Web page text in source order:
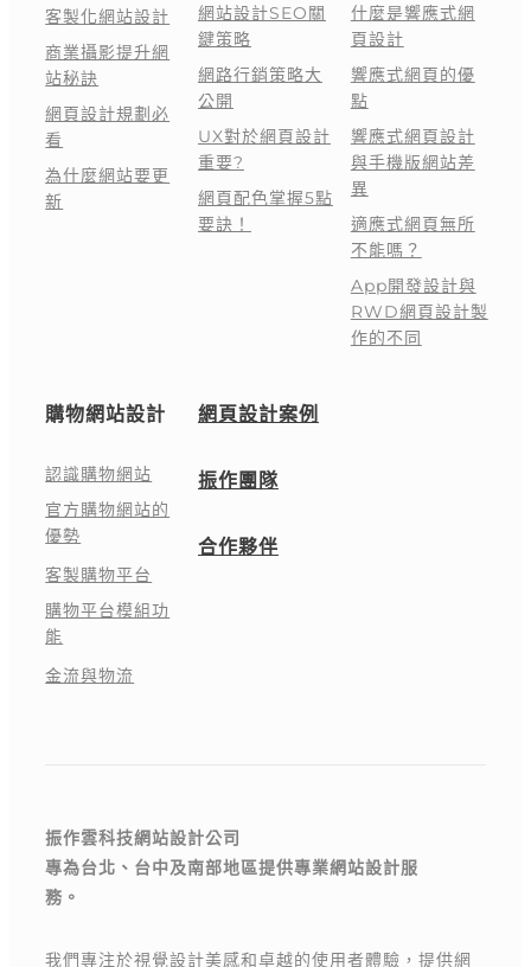
客製化網站設計
商業攝影提升網
站秘訣
網頁設計規劃必
看
為什麼網站要更
新
網站設計SEO關
鍵策略
網路行銷策略大
公開
UX對於網頁設計
重要?
網頁配色掌握5點
要訣！
什麼是響應式網
頁設計
響應式網頁的優
點
響應式網頁設計
與手機版網站差
異
適應式網頁無所
不能嗎？
App開發設計與
RWD網頁設計製
作的不同
購物網站設計
認識購物網站
官方購物網站的
優勢
客製購物平台
購物平台模組功
能
金流與物流
網頁設計案例
振作團隊
合作夥伴
振作雲科技網站設計公司
專為台北、台中及南部地區提供專業網站設計服
務。
我們專注於視覺設計美感和卓越的使用者體驗，提供網